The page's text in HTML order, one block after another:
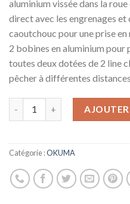
aluminium vissée dans la
direct avec les engrenages et
caoutchouc pour une prise
2 bobines en aluminium pour
toutes deux dotées de 2 line
pêcher à différentes
Catégorie :OKUMA